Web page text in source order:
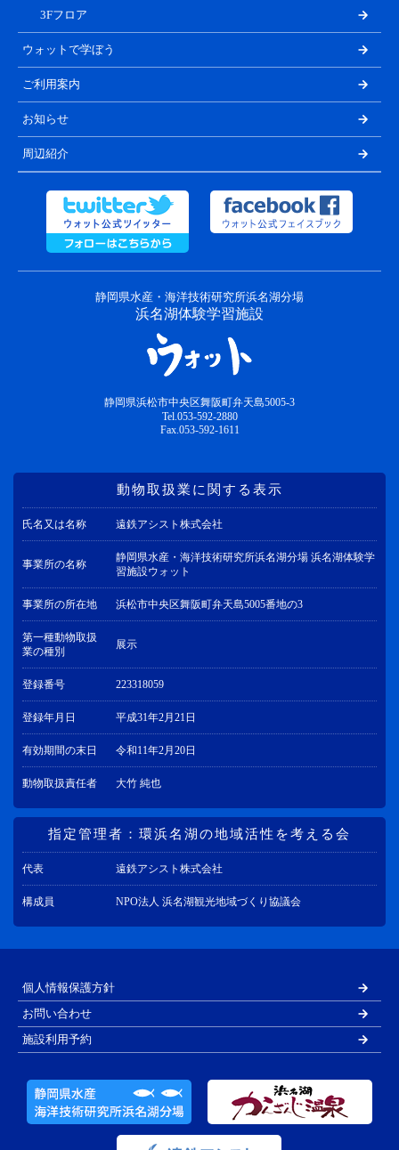
3Fフロア
ウォットで学ぼう
ご利用案内
お知らせ
周辺紹介
静岡県水産・海洋技術研究所浜名湖分場
浜名湖体験学習施設
静岡県浜松市中央区舞阪町弁天島5005-3
Tel.053-592-2880
Fax.053-592-1611
動物取扱業に関する表示
氏名又は名称 遠鉄アシスト株式会社
事業所の名称
静岡県水産・海洋技術研究所浜名湖分場 浜名湖体験学
習施設ウォット
事業所の所在地 浜松市中央区舞阪町弁天島5005番地の3
第一種動物取扱
業の種別
展示
登録番号 223318059
登録年月日 平成31年2月21日
有効期間の末日 令和11年2月20日
動物取扱責任者 大竹 純也
指定管理者：環浜名湖の地域活性を考える会
代表 遠鉄アシスト株式会社
構成員 NPO法人 浜名湖観光地域づくり協議会
個人情報保護方針
お問い合わせ
施設利用予約